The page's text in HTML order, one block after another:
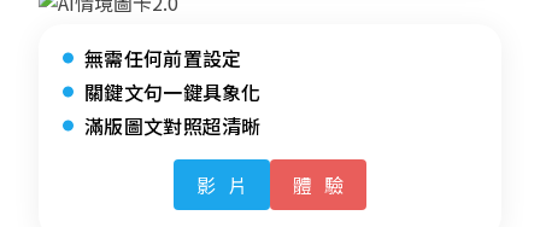
無需任何前置設定
關鍵文句一鍵具象化
滿版圖文對照超清晰
影片 體驗